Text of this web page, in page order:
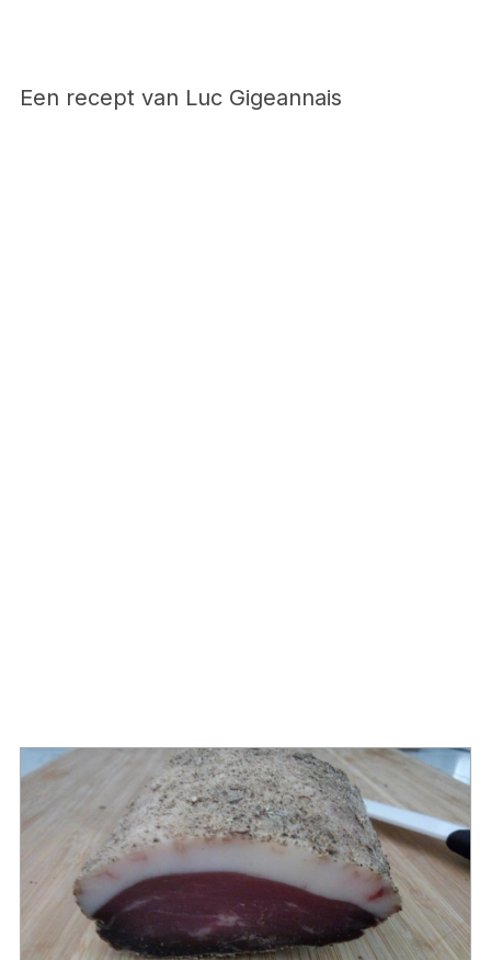
Een recept van Luc Gigeannais